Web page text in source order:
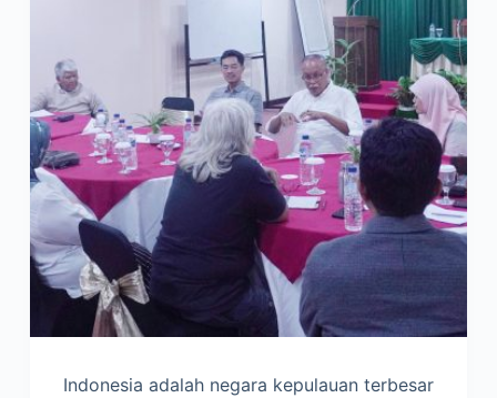
Indonesia adalah negara kepulauan terbesar